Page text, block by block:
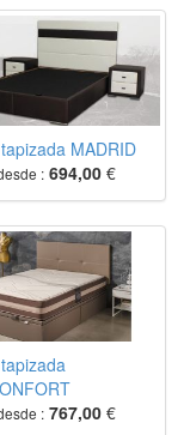
MADRID
: 694,00 €
: 767,00 €